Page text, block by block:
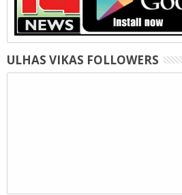
ULHAS VIKAS FOLLOWERS